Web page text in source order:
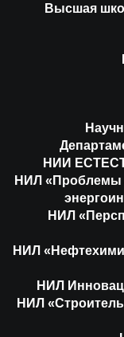
Высшая
НИИ
НИЛ «Проблемы
НИЛ
НИЛ
НИЛ
НИЛ